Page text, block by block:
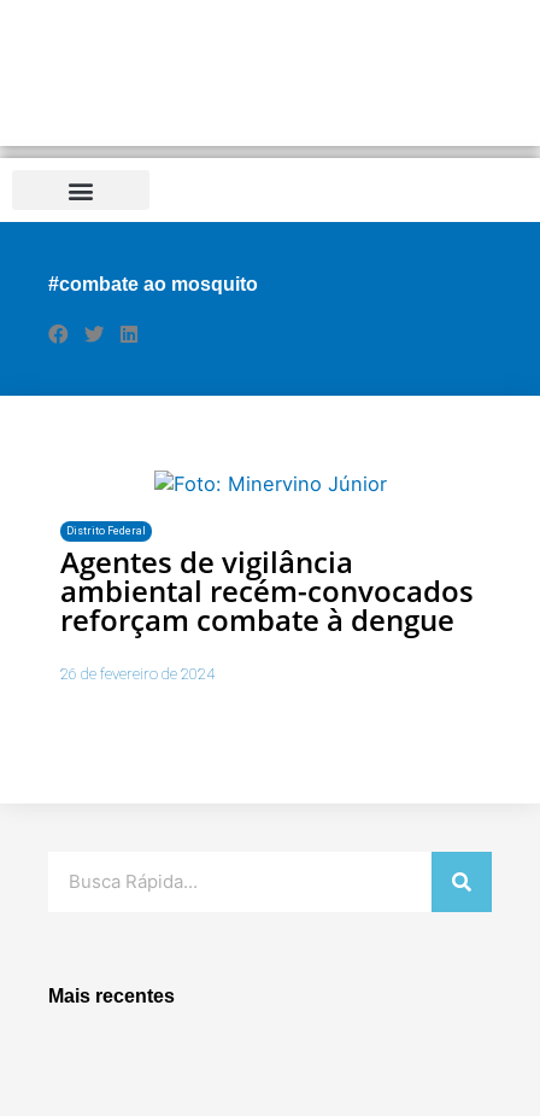
#combate ao mosquito
Distrito Federal
Agentes de vigilância
ambiental recém-convocados
reforçam combate à dengue
26 de fevereiro de 2024
Mais recentes